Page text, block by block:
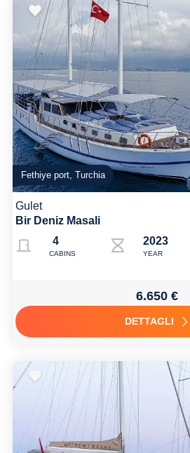
Fethiye port, Turchia
Gulet
Bir Deniz Masali
4
CABINS
2023
YEAR
6.650 €
DETTAGLI